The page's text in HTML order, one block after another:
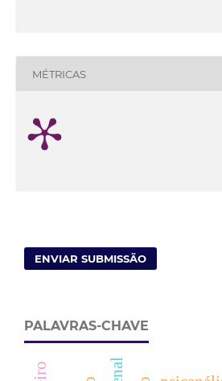
MÉTRICAS
ENVIAR SUBMISSÃO
PALAVRAS-CHAVE